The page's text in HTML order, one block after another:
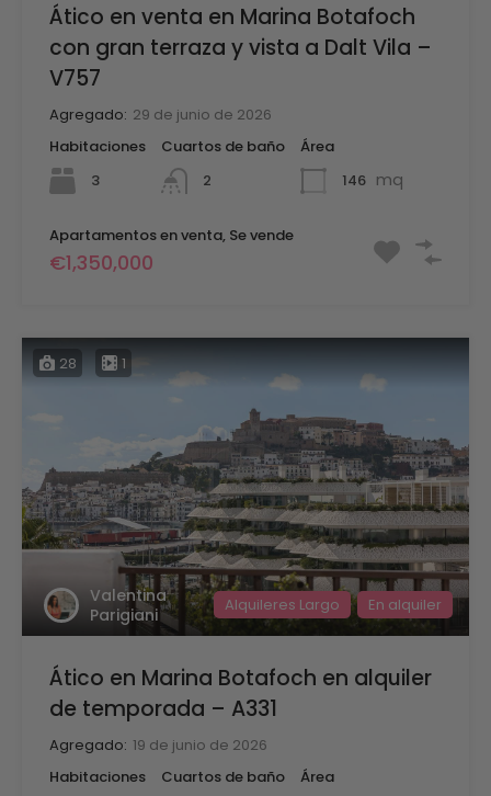
Ático en venta en Marina Botafoch
con gran terraza y vista a Dalt Vila –
V757
Agregado: 29 de junio de 2026
Habitaciones
3
Cuartos de baño
2
Área
146 mq
Apartamentos en venta, Se vende
€1,350,000
28 1
Valentina
Parigiani
Alquileres Largo En alquiler
Ático en Marina Botafoch en alquiler
de temporada – A331
Agregado: 19 de junio de 2026
Habitaciones
Cuartos de baño
Área